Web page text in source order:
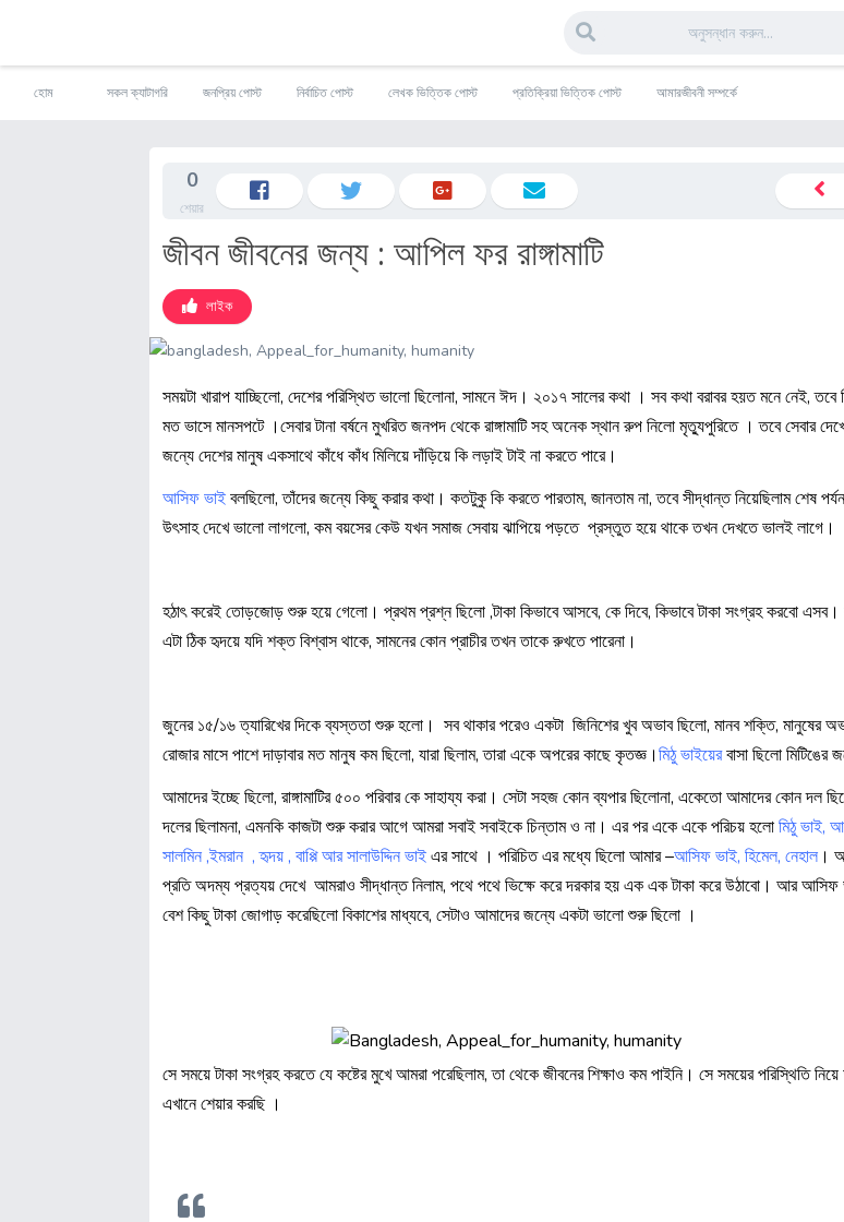
হোম সকল ক্যাটাগরি জনপ্রিয় পোস্ট নির্বাচিত পোস্ট লেখক ভিত্তিক পোস্ট প্রতিক্রিয়া ভিত্তিক পোস্ট আমারজীবনী সম্পর্কে
0
শেয়ার
জীবন জীবনের জন্য : আপিল ফর রাঙ্গামাটি
লাইক
সময়টা খারাপ যাচ্ছিলো, দেশের পরিস্থিত ভালো ছিলোনা, সামনে ঈদ। ২০১৭ সালের কথা । সব কথা বরাবর হয়ত মনে নেই,
মত ভাসে মানসপটে ।সেবার টানা বর্ষনে মুখরিত জনপদ থেকে রাঙ্গামাটি সহ অনেক স্থান রুপ নিলো মৃত্যুপুরিতে । তবে সেবার
জন্যে দেশের মানুষ একসাথে কাঁধে কাঁধ মিলিয়ে দাঁড়িয়ে কি লড়াই টাই না করতে পারে।
আসিফ ভাইবলছিলো, তাঁদের জন্যে কিছু করার কথা। কতটুকু কি করতে পারতাম, জানতাম না, তবে সীদ্ধান্ত নিয়েছিলাম শেষ
উৎসাহ দেখে ভালো লাগলো, কম বয়সের কেউ যখন সমাজ সেবায় ঝাপিয়ে পড়তে প্রস্তুত হয়ে থাকে তখন দেখতে ভালই লাগে।
হঠাৎ করেই তোড়জোড় শুরু হয়ে গেলো। প্রথম প্রশ্ন ছিলো ,টাকা কিভাবে আসবে, কে দিবে, কিভাবে টাকা সংগ্রহ করবো এসব।
এটা ঠিক হৃদয়ে যদি শক্ত বিশ্বাস থাকে, সামনের কোন প্রাচীর তখন তাকে রুখতে পারেনা।
জুনের ১৫/১৬ ত্যারিখের দিকে ব্যস্ততা শুরু হলো। সব থাকার পরেও একটা জিনিশের খুব অভাব ছিলো, মানব শক্তি, মানুষের
রোজার মাসে পাশে দাড়াবার মত মানুষ কম ছিলো, যারা ছিলাম, তারা একে অপরের কাছে কৃতজ্ঞ।মিঠু ভাইয়েরবাসা ছিলো মিটিঙের
আমাদের ইচ্ছে ছিলো, রাঙ্গামাটির ৫০০ পরিবার কে সাহায্য করা। সেটা সহজ কোন ব্যপার ছিলোনা, একেতো আমাদের কোন দল
দলের ছিলামনা, এমনকি কাজটা শুরু করার আগে আমরা সবাই সবাইকে চিন্তাম ও না। এর পর একে একে পরিচয় হলোমিঠু ভাই,
সালমিন ,ইমরান , হৃদয় , বাপ্পি আর সালাউদ্দিন ভাইএর সাথে । পরিচিত এর মধ্যে ছিলো আমার –আসিফ ভাই, হিমেল, নেহাল ।
প্রতি অদম্য প্রত্যয় দেখে আমরাও সীদ্ধান্ত নিলাম, পথে পথে ভিক্ষে করে দরকার হয় এক এক টাকা করে উঠাবো। আর আসিফ
বেশ কিছু টাকা জোগাড় করেছিলো বিকাশের মাধ্যবে, সেটাও আমাদের জন্যে একটা ভালো শুরু ছিলো ।
সে সময়ে টাকা সংগ্রহ করতে যে কষ্টের মুখে আমরা পরেছিলাম, তা থেকে জীবনের শিক্ষাও কম পাইনি। সে সময়ের পরিস্থিতি
এখানে শেয়ার করছি ।